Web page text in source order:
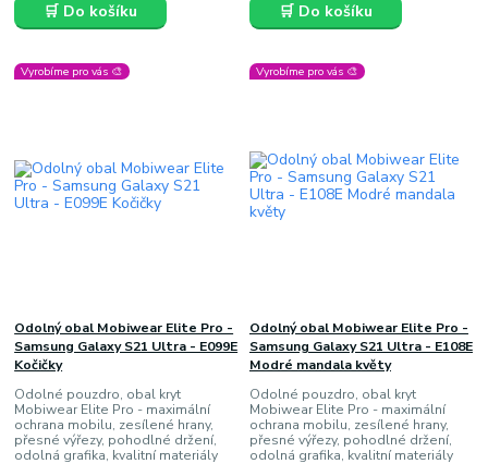
🛒 Do košíku 🛒 Do košíku
Vyrobíme pro vás 🎨
Odolný obal Mobiwear Elite Pro -
Samsung Galaxy S21 Ultra - E099E
Kočičky
Odolné pouzdro, obal kryt
Mobiwear Elite Pro - maximální
ochrana mobilu, zesílené hrany,
přesné výřezy, pohodlné držení,
odolná grafika, kvalitní materiály
Vyrobíme pro vás 🎨
Odolný obal Mobiwear Elite Pro -
Samsung Galaxy S21 Ultra - E108E
Modré mandala květy
Odolné pouzdro, obal kryt
Mobiwear Elite Pro - maximální
ochrana mobilu, zesílené hrany,
přesné výřezy, pohodlné držení,
odolná grafika, kvalitní materiály